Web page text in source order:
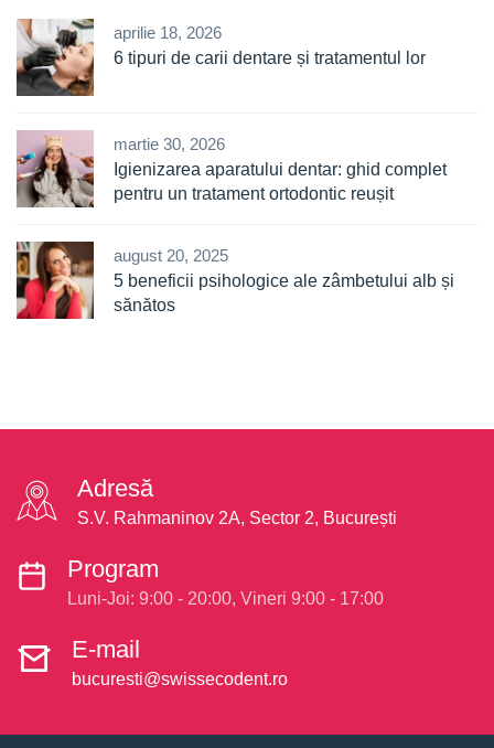
aprilie 18, 2026
6 tipuri de carii dentare și tratamentul lor
martie 30, 2026
Igienizarea aparatului dentar: ghid complet
pentru un tratament ortodontic reușit
august 20, 2025
5 beneficii psihologice ale zâmbetului alb și
sănătos
Adresă
S.V. Rahmaninov 2A, Sector 2, București
Program
Luni-Joi: 9:00 - 20:00, Vineri 9:00 - 17:00
E-mail
bucuresti@swissecodent.ro